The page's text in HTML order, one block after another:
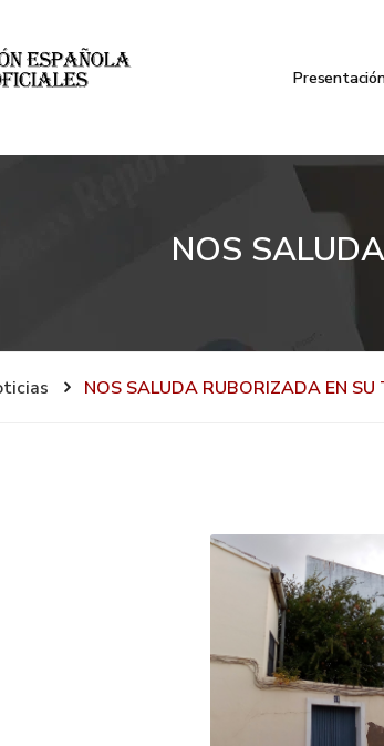
NOS
NOS SALUDA RUBORIZADA EN SU